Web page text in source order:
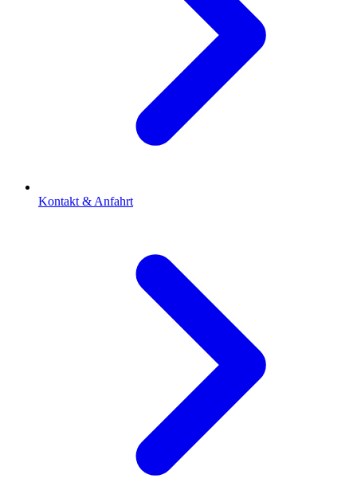
Kontakt & Anfahrt